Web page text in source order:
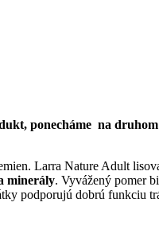
ponecháme na
Larra Nature Adult
minerály. Vyvážený pomer
podporujú dobrú funkciu